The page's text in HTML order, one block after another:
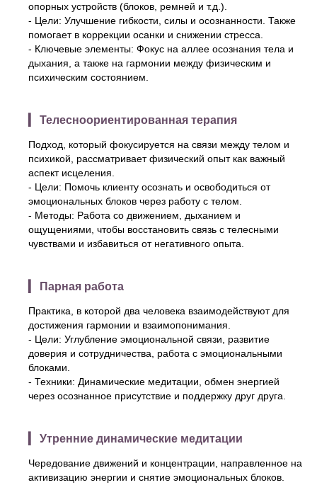
опорных устройств (блоков, ремней и т.д.).
- Цели: Улучшение гибкости, силы и осознанности. Также
помогает в коррекции осанки и снижении стресса.
- Ключевые элементы: Фокус на аллее осознания тела и
дыхания, а также на гармонии между физическим и
психическим состоянием.
▎ Телесноориентированная терапия
Подход, который фокусируется на связи между телом и
психикой, рассматривает физический опыт как важный
аспект исцеления.
- Цели: Помочь клиенту осознать и освободиться от
эмоциональных блоков через работу с телом.
- Методы: Работа со движением, дыханием и
ощущениями, чтобы восстановить связь с телесными
чувствами и избавиться от негативного опыта.
▎ Парная работа
Практика, в которой два человека взаимодействуют для
достижения гармонии и взаимопонимания.
- Цели: Углубление эмоциональной связи, развитие
доверия и сотрудничества, работа с эмоциональными
блоками.
- Техники: Динамические медитации, обмен энергией
через осознанное присутствие и поддержку друг друга.
▎ Утренние динамические медитации
Чередование движений и концентрации, направленное на
активизацию энергии и снятие эмоциональных блоков.